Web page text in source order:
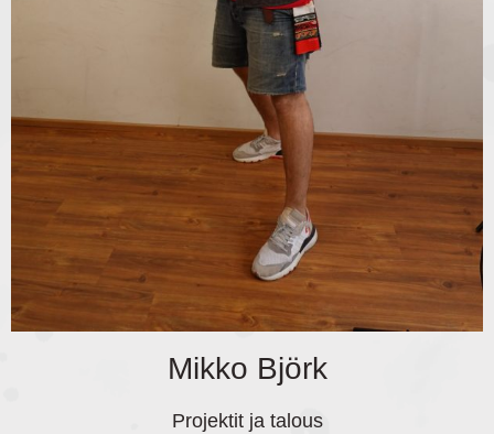
Mikko Björk
Projektit ja talous